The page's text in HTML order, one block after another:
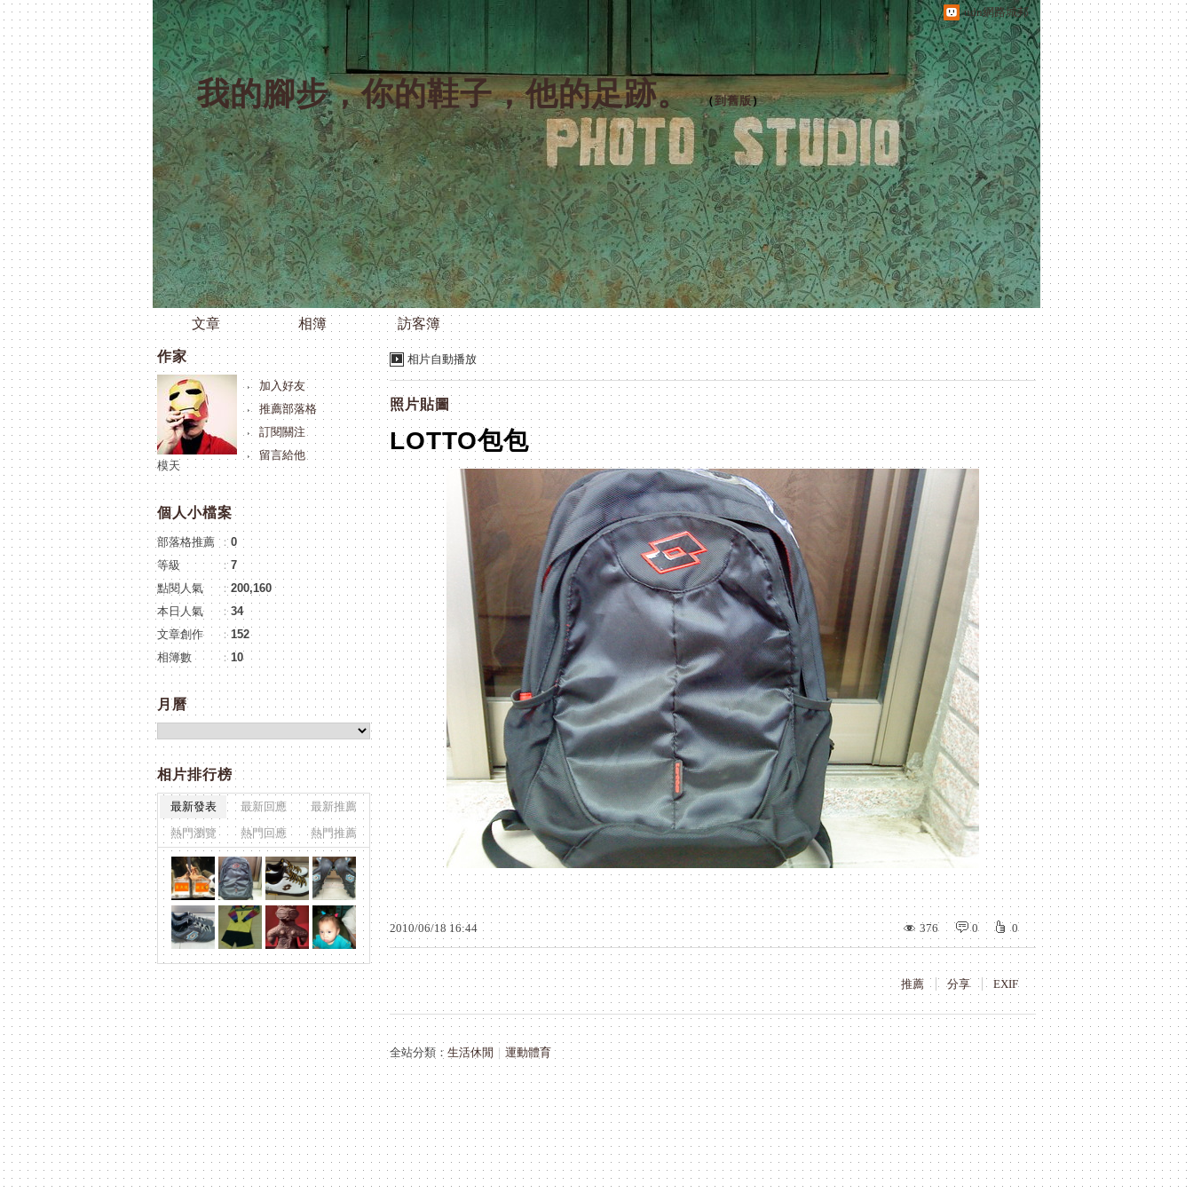
udn網路城邦
我的腳步，你的鞋子，他的足跡。（到舊版）
文章 相簿 訪客簿
相片自動播放
照片貼圖
LOTTO包包
2010/06/18 16:44 376 0 0
推薦 分享 EXIF
全站分類： 生活休閒 ｜ 運動體育
作家
加入好友
推薦部落格
訂閱關注
留言給他
模天
個人小檔案
部落格推薦 ： 0
等級
： 7
點閱人氣
： 200,160
本日人氣
： 34
文章創作
： 152
相簿數
： 10
月曆
相片排行榜
最新發表 最新回應
最新推薦
熱門瀏覽
熱門回應 熱門推薦